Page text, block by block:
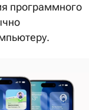
программного